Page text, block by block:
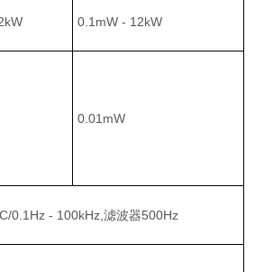
0.1mW - 12kW
0.01mW
0.1Hz - 100kHz,滤波器500Hz